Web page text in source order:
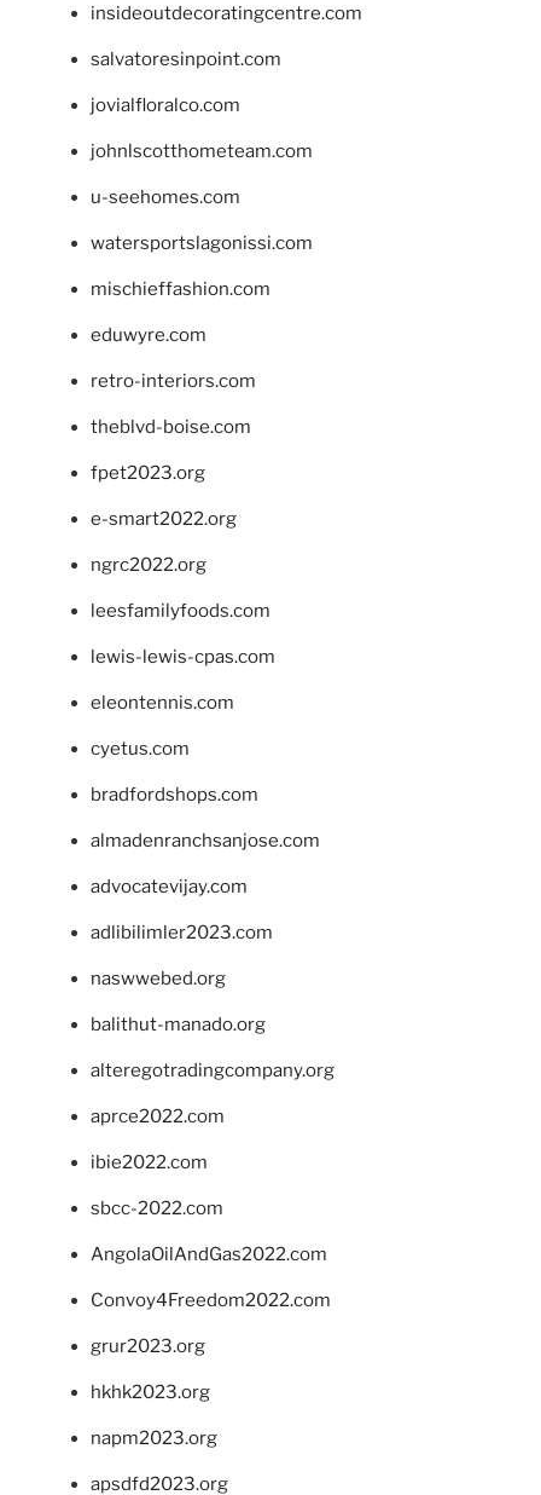
insideoutdecoratingcentre.com
salvatoresinpoint.com
jovialfloralco.com
johnlscotthometeam.com
u-seehomes.com
watersportslagonissi.com
mischieffashion.com
eduwyre.com
retro-interiors.com
theblvd-boise.com
fpet2023.org
e-smart2022.org
ngrc2022.org
leesfamilyfoods.com
lewis-lewis-cpas.com
eleontennis.com
cyetus.com
bradfordshops.com
almadenranchsanjose.com
advocatevijay.com
adlibilimler2023.com
naswwebed.org
balithut-manado.org
alteregotradingcompany.org
aprce2022.com
ibie2022.com
sbcc-2022.com
AngolaOilAndGas2022.com
Convoy4Freedom2022.com
grur2023.org
hkhk2023.org
napm2023.org
apsdfd2023.org